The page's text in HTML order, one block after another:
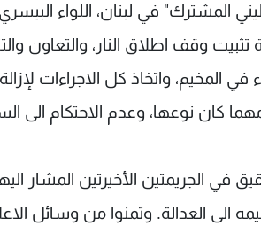
في لبنان، اللواء البيسري
تثبيت وقف اطلاق النار، والتعاون
في المخيم، واتخاذ كل الاجراءات
كان نوعها، وعدم الاحتكام الى
في الجريمتين الأخيرتين المشار
الى العدالة. وتمنوا من وسائل